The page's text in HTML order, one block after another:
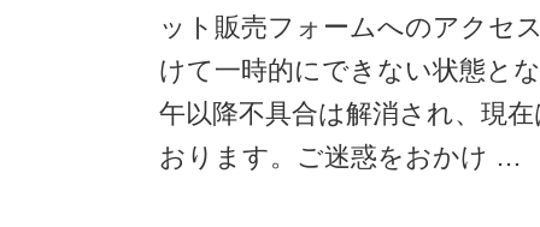
ット販売フォームへのアクセ
けて一時的にできない状態と
午以降不具合は解消され、現
おります。ご迷惑をおかけ …